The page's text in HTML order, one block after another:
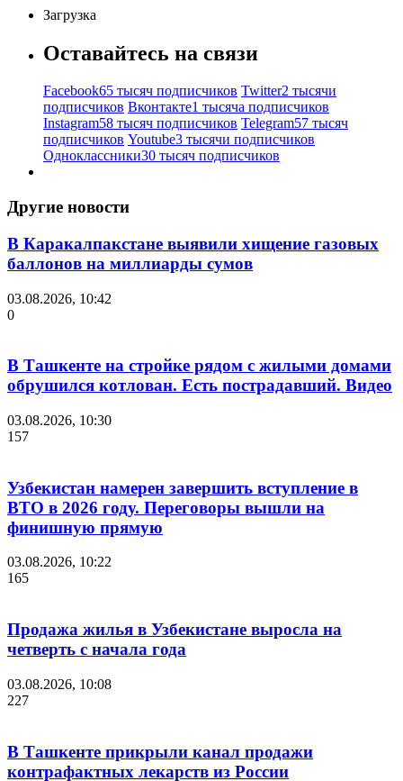
Загрузка
Оставайтесь на связи
Facebook65 тысяч подписчиков Twitter2 тысячи
подписчиков Вконтакте1 тысяча подписчиков
Instagram58 тысяч подписчиков Telegram57 тысяч
подписчиков Youtube3 тысячи подписчиков
Одноклассники30 тысяч подписчиков
Другие новости
В Каракалпакстане выявили хищение газовых
баллонов на миллиарды сумов
03.08.2026, 10:42
0
В Ташкенте на стройке рядом с жилыми домами
обрушился котлован. Есть пострадавший. Видео
03.08.2026, 10:30
157
Узбекистан намерен завершить вступление в
ВТО в 2026 году. Переговоры вышли на
финишную прямую
03.08.2026, 10:22
165
Продажа жилья в Узбекистане выросла на
четверть с начала года
03.08.2026, 10:08
227
В Ташкенте прикрыли канал продажи
контрафактных лекарств из России